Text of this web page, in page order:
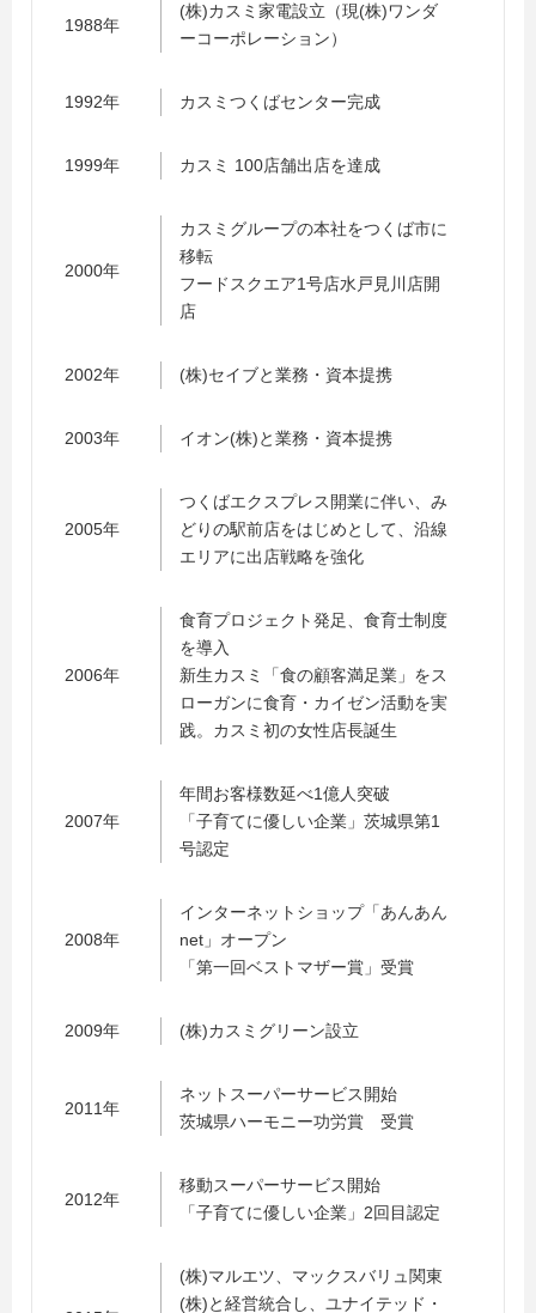
1988年
(株)カスミ家電設立（現(株)ワンダ
ーコーポレーション）
1992年 カスミつくばセンター完成
1999年 カスミ 100店舗出店を達成
2000年
カスミグループの本社をつくば市に
移転
フードスクエア1号店水戸見川店開
店
2002年 (株)セイブと業務・資本提携
2003年 イオン(株)と業務・資本提携
2005年
つくばエクスプレス開業に伴い、み
どりの駅前店をはじめとして、沿線
エリアに出店戦略を強化
2006年
食育プロジェクト発足、食育士制度
を導入
新生カスミ「食の顧客満足業」をス
ローガンに食育・カイゼン活動を実
践。カスミ初の女性店長誕生
2007年
年間お客様数延べ1億人突破
「子育てに優しい企業」茨城県第1
号認定
2008年
インターネットショップ「あんあん
net」オープン
「第一回ベストマザー賞」受賞
2009年 (株)カスミグリーン設立
2011年
ネットスーパーサービス開始
茨城県ハーモニー功労賞 受賞
2012年
移動スーパーサービス開始
「子育てに優しい企業」2回目認定
(株)マルエツ、マックスバリュ関東
(株)と経営統合し、ユナイテッド・